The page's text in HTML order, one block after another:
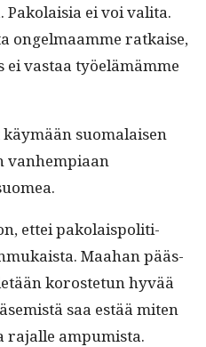
ei voi vali­ta.
ongel­maamme ratkaise,
vas­taa työelämämme
suo­ma­laisen
van­hempiaan
ettei pako­lais­poli­ti­
Maa­han pääs­
koroste­tun hyvää
saa estää miten
rajalle ampumista.